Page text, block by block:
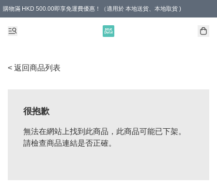
購物滿 HKD 500.00即享免運費優惠！（適用於 本地送貨、本地取貨 )
< 返回商品列表
很抱歉
無法在網站上找到此商品，此商品可能已下架。
請檢查商品連結是否正確。